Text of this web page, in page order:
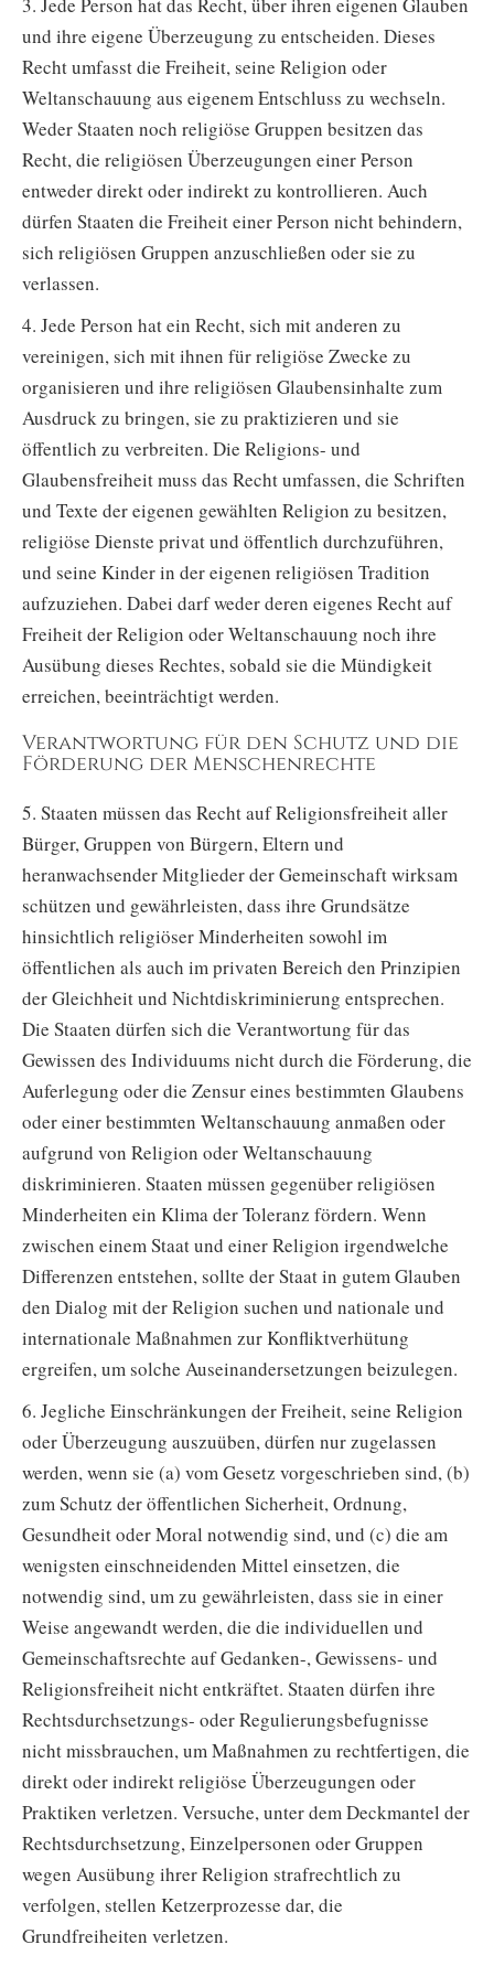
und ihre eigene Überzeugung zu entscheiden. Dieses
Recht umfasst die Freiheit, seine Religion oder
Weltanschauung aus eigenem Entschluss zu wechseln.
Weder Staaten noch religiöse Gruppen besitzen das
Recht, die religiösen Überzeugungen einer Person
entweder direkt oder indirekt zu kontrollieren. Auch
dürfen Staaten die Freiheit einer Person nicht behindern,
sich religiösen Gruppen anzuschließen oder sie zu
verlassen.
4. Jede Person hat ein Recht, sich mit anderen zu
vereinigen, sich mit ihnen für religiöse Zwecke zu
organisieren und ihre religiösen Glaubensinhalte zum
Ausdruck zu bringen, sie zu praktizieren und sie
öffentlich zu verbreiten. Die Religions- und
Glaubensfreiheit muss das Recht umfassen, die Schriften
und Texte der eigenen gewählten Religion zu besitzen,
religiöse Dienste privat und öffentlich durchzuführen,
und seine Kinder in der eigenen religiösen Tradition
aufzuziehen. Dabei darf weder deren eigenes Recht auf
Freiheit der Religion oder Weltanschauung noch ihre
Ausübung dieses Rechtes, sobald sie die Mündigkeit
erreichen, beeinträchtigt werden.
Verantwortung für den Schutz und die
Förderung der Menschenrechte
5. Staaten müssen das Recht auf Religionsfreiheit aller
Bürger, Gruppen von Bürgern, Eltern und
heranwachsender Mitglieder der Gemeinschaft wirksam
schützen und gewährleisten, dass ihre Grundsätze
hinsichtlich religiöser Minderheiten sowohl im
öffentlichen als auch im privaten Bereich den Prinzipien
der Gleichheit und Nichtdiskriminierung entsprechen.
Die Staaten dürfen sich die Verantwortung für das
Gewissen des Individuums nicht durch die Förderung, die
Auferlegung oder die Zensur eines bestimmten Glaubens
oder einer bestimmten Weltanschauung anmaßen oder
aufgrund von Religion oder Weltanschauung
diskriminieren. Staaten müssen gegenüber religiösen
Minderheiten ein Klima der Toleranz fördern. Wenn
zwischen einem Staat und einer Religion irgendwelche
Differenzen entstehen, sollte der Staat in gutem Glauben
den Dialog mit der Religion suchen und nationale und
internationale Maßnahmen zur Konfliktverhütung
ergreifen, um solche Auseinandersetzungen beizulegen.
6. Jegliche Einschränkungen der Freiheit, seine Religion
oder Überzeugung auszuüben, dürfen nur zugelassen
werden, wenn sie (a) vom Gesetz vorgeschrieben sind, (b)
zum Schutz der öffentlichen Sicherheit, Ordnung,
Gesundheit oder Moral notwendig sind, und (c) die am
wenigsten einschneidenden Mittel einsetzen, die
notwendig sind, um zu gewährleisten, dass sie in einer
Weise angewandt werden, die die individuellen und
Gemeinschaftsrechte auf Gedanken-, Gewissens- und
Religionsfreiheit nicht entkräftet. Staaten dürfen ihre
Rechtsdurchsetzungs- oder Regulierungsbefugnisse
nicht missbrauchen, um Maßnahmen zu rechtfertigen, die
direkt oder indirekt religiöse Überzeugungen oder
Praktiken verletzen. Versuche, unter dem Deckmantel der
Rechtsdurchsetzung, Einzelpersonen oder Gruppen
wegen Ausübung ihrer Religion strafrechtlich zu
verfolgen, stellen Ketzerprozesse dar, die
Grundfreiheiten verletzen.